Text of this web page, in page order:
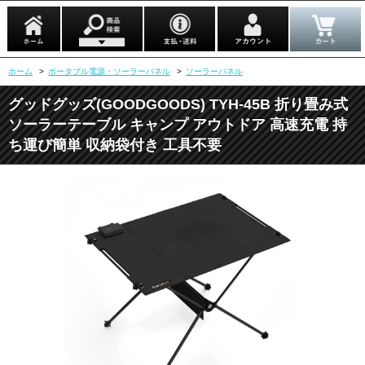
ホーム > ポータブル電源・ソーラーパネル > ソーラーパネル
グッドグッズ(GOODGOODS) TYH-45B 折り畳み式
ソーラーテーブル キャンプ アウトドア 高速充電 持
ち運び簡単 収納袋付き 工具不要